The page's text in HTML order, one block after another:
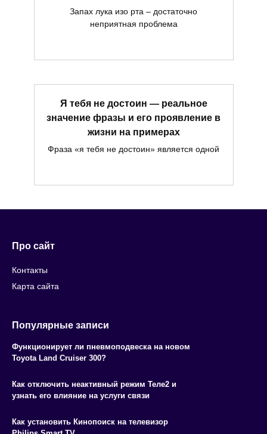
Запах лука изо рта – достаточно
неприятная проблема
Я тебя не достоин — реальное
значение фразы и его проявление в
жизни на примерах
Фраза «я тебя не достоин» является одной
Про сайт
Контакты
Карта сайта
Популярные записи
Функционирует ли пневмоподвеска на новом
Toyota Land Cruiser 300?
Как отключить неактивный режим Теле2 и
узнать его влияние на услуги связи
Как установить Кинопоиск на телевизор